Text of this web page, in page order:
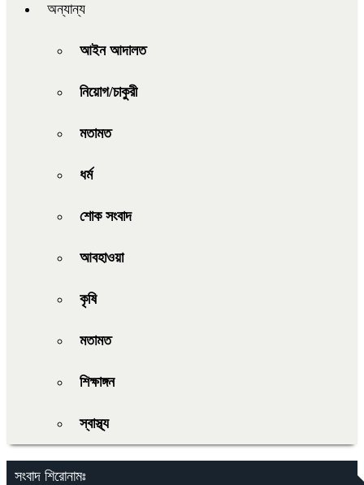
অন্যান্য
আইন আদালত
নিয়োগ/চাকুরী
মতামত
ধর্ম
শোক সংবাদ
আবহাওয়া
কৃষি
মতামত
শিক্ষাঙ্গন
স্বাস্থ্য
সংবাদ শিরোনামঃ